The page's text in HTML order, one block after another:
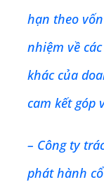
hạn theo
nhiệm về
khác của
cam kết góp
– Công ty
phát hành